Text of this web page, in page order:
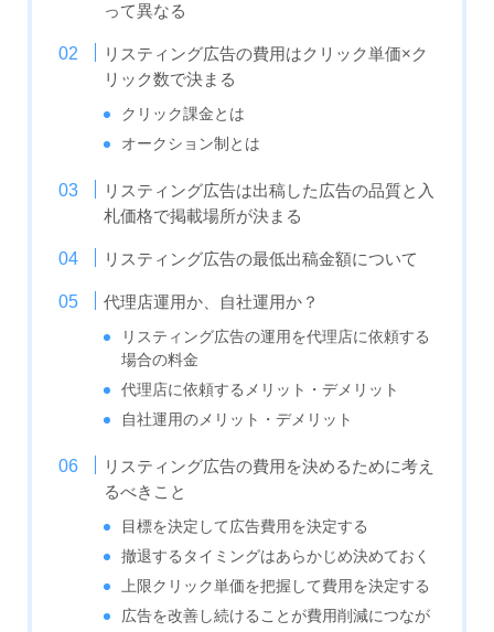
って異なる
リスティング広告の費用はクリック単価×ク
リック数で決まる
クリック課金とは
オークション制とは
リスティング広告は出稿した広告の品質と入
札価格で掲載場所が決まる
リスティング広告の最低出稿金額について
代理店運用か、自社運用か？
リスティング広告の運用を代理店に依頼する
場合の料金
代理店に依頼するメリット・デメリット
自社運用のメリット・デメリット
リスティング広告の費用を決めるために考え
るべきこと
目標を決定して広告費用を決定する
撤退するタイミングはあらかじめ決めておく
上限クリック単価を把握して費用を決定する
広告を改善し続けることが費用削減につなが